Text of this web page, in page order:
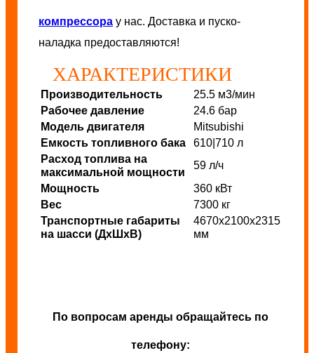
компрессора у нас. Доставка и пуско-
наладка предоставляются!
ХАРАКТЕРИСТИКИ
Производительность
25.5 м3/мин
Рабочее давление
24.6 бар
Модель двигателя
Mitsubishi
Емкость топливного бака
610|710 л
Расход топлива на
максимальной мощности
59 л/ч
Мощность
360 кВт
Вес
7300 кг
Транспортные габариты
на шасси (ДхШхВ)
4670х2100х2315
мм
По вопросам аренды обращайтесь по
телефону: